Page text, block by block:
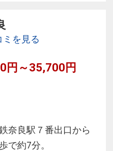
ミを見る
円～35,700円
奈良駅７番出口から
で約7分。